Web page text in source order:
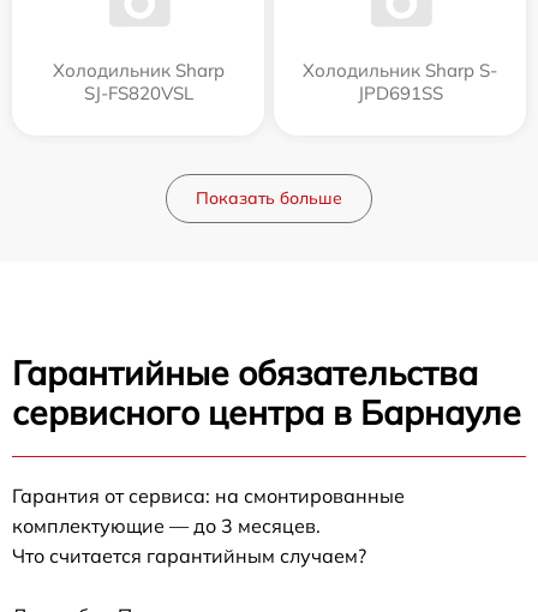
Холодильник Sharp
SJ-FS820VSL
Холодильник Sharp S-
JPD691SS
Показать больше
Гарантийные обязательства
сервисного центра в Барнауле
Гарантия от сервиса: на смонтированные
комплектующие — до 3 месяцев.
Что считается гарантийным случаем?